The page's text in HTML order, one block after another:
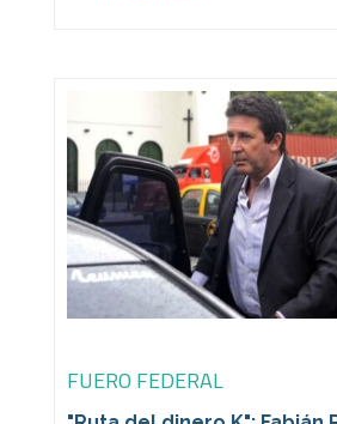
FUERO FEDERAL